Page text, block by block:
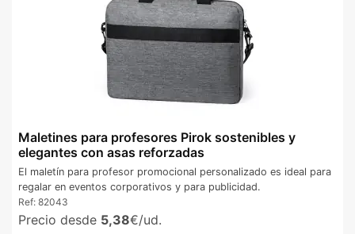
Maletines para profesores Pirok sostenibles y
elegantes con asas reforzadas
El maletín para profesor promocional personalizado es ideal para
regalar en eventos corporativos y para publicidad.
Ref: 82043
Precio desde 5,38€/ud.